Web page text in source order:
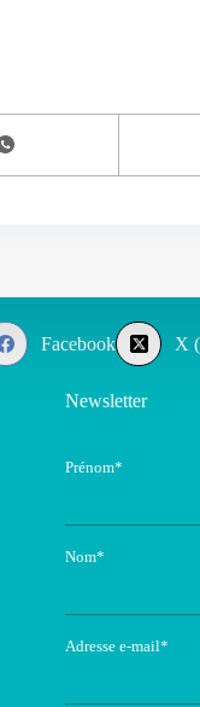
Facebook X
Newsletter
Prénom*
Nom*
Adresse e-mail*